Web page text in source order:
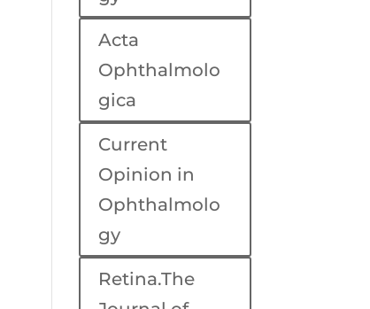
Acta
Ophthalmolo
gica
Current
Opinion in
Ophthalmolo
gy
Retina.The